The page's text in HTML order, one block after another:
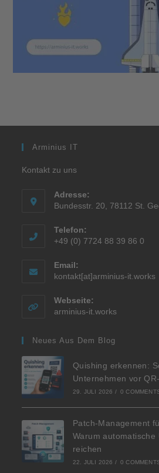
Arminius IT
Kontakt zu uns
Adresse:
Bundesstr. 20, 78112 St.
Telefon:
+49 (0) 7724 88 39 86 0
Email:
kontakt[at]arminius-it.works
Webseite:
arminius-it.works
Neues Aus Dem Blog
Quishing erkennen:
Unternehmen vor
29. JULI 2026 / 0
Patch-Management
Warum
reichen
22. JULI 2026 / 0